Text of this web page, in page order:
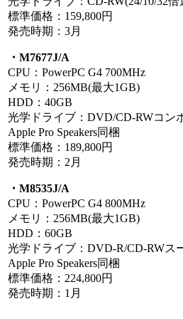
標準価格：159,800円
発売時期：3月
・M7677J/A
CPU：PowerPC G4 700MHz
メモリ：256MB(最大1GB)
HDD：40GB
光学ドライブ：DVD/CD-RWコン
Apple Pro Speakers同梱
標準価格：189,800円
発売時期：2月
・M8535J/A
CPU：PowerPC G4 800MHz
メモリ：256MB(最大1GB)
HDD：60GB
光学ドライブ：DVD-R/CD-RWス
Apple Pro Speakers同梱
標準価格：224,800円
発売時期：1月